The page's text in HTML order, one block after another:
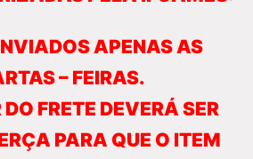
APENAS AS
– FEIRAS.
FRETE DEVERÁ SER
PARA QUE O ITEM